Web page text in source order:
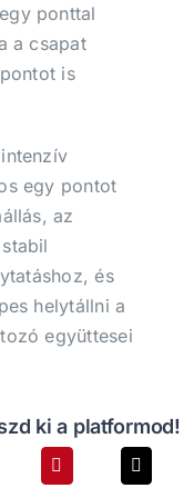
ponttal
a csapat
is
egy pontot
az
és
helytállni a
együttesei
ki a platformod!